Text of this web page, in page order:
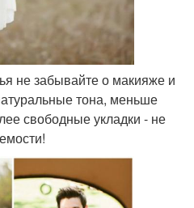
не забывайте о макияже и
тона, меньше
свободные укладки - не